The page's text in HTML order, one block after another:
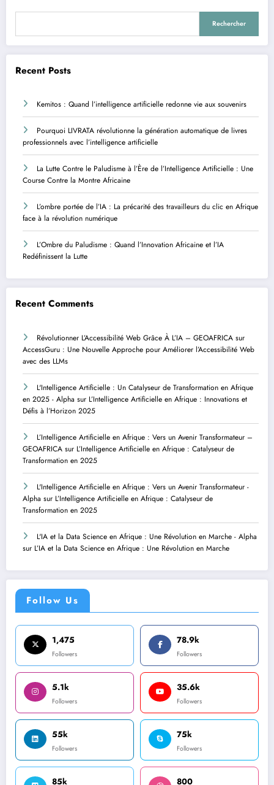
Rechercher
Recent Posts
Kemitos : Quand l’intelligence artificielle redonne vie aux souvenirs
Pourquoi LIVRATA révolutionne la génération automatique de livres
professionnels avec l’intelligence artificielle
La Lutte Contre le Paludisme à l’Ère de l’Intelligence Artificielle : Une
Course Contre la Montre Africaine
L’ombre portée de l’IA : La précarité des travailleurs du clic en Afrique
face à la révolution numérique
L’Ombre du Paludisme : Quand l’Innovation Africaine et l’IA
Redéfinissent la Lutte
Recent Comments
Révolutionner L’Accessibilité Web Grâce À L’IA – GEOAFRICA sur
AccessGuru : Une Nouvelle Approche pour Améliorer l’Accessibilité Web
avec des LLMs
L'Intelligence Artificielle : Un Catalyseur de Transformation en Afrique
en 2025 - Alpha sur L’Intelligence Artificielle en Afrique : Innovations et
Défis à l’Horizon 2025
L’Intelligence Artificielle en Afrique : Vers un Avenir Transformateur –
GEOAFRICA sur L’Intelligence Artificielle en Afrique : Catalyseur de
Transformation en 2025
L'Intelligence Artificielle en Afrique : Vers un Avenir Transformateur -
Alpha sur L’Intelligence Artificielle en Afrique : Catalyseur de
Transformation en 2025
L'IA et la Data Science en Afrique : Une Révolution en Marche - Alpha
sur L’IA et la Data Science en Afrique : Une Révolution en Marche
Follow Us
1,475
Followers
78.9k
Followers
5.1k
Followers
35.6k
Followers
55k
Followers
75k
Followers
85k 800